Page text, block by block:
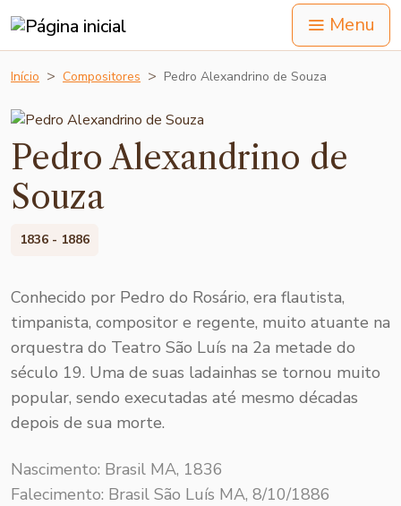
Menu
Início Compositores Pedro Alexandrino de Souza
Pedro Alexandrino de
Souza
1836 - 1886
Conhecido por Pedro do Rosário, era flautista,
timpanista, compositor e regente, muito atuante na
orquestra do Teatro São Luís na 2a metade do
século 19. Uma de suas ladainhas se tornou muito
popular, sendo executadas até mesmo décadas
depois de sua morte.
Nascimento: Brasil MA, 1836
Falecimento: Brasil São Luís MA, 8/10/1886